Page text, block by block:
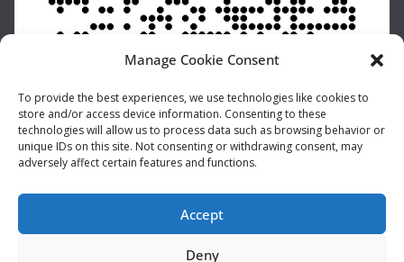
Manage Cookie Consent
To provide the best experiences, we use technologies like cookies to
store and/or access device information. Consenting to these
technologies will allow us to process data such as browsing behavior or
unique IDs on this site. Not consenting or withdrawing consent, may
adversely affect certain features and functions.
Accept
Deny